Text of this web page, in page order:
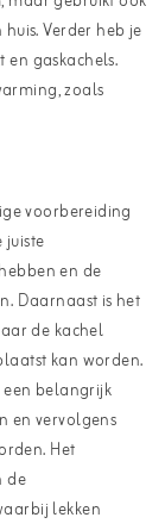
Verder heb je
gaskachels.
zoals
voorbereiding
en de
Daarnaast is het
de kachel
kan worden.
belangrijk
en vervolgens
Het
de
lekken